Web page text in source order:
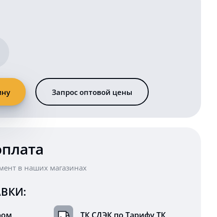
Запрос оптовой цены
в наших магазинах